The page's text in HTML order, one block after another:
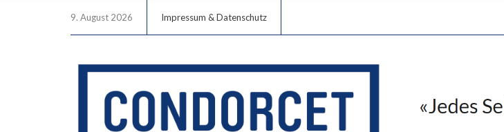
9. August 2026 Impressum & Datenschutz